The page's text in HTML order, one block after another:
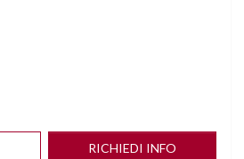
RICHIEDI INFO